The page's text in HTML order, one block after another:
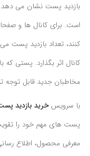
بازدید پست نشان می دهد
است. برای کانال ها و
کنند، تعداد بازدید پست
کانال اثر بگذارد. پستی که
مخاطبان جدید قابل توجه
با سرویسخرید بازدید
پست های مهم خود را
معرفی محصول، اطلاع